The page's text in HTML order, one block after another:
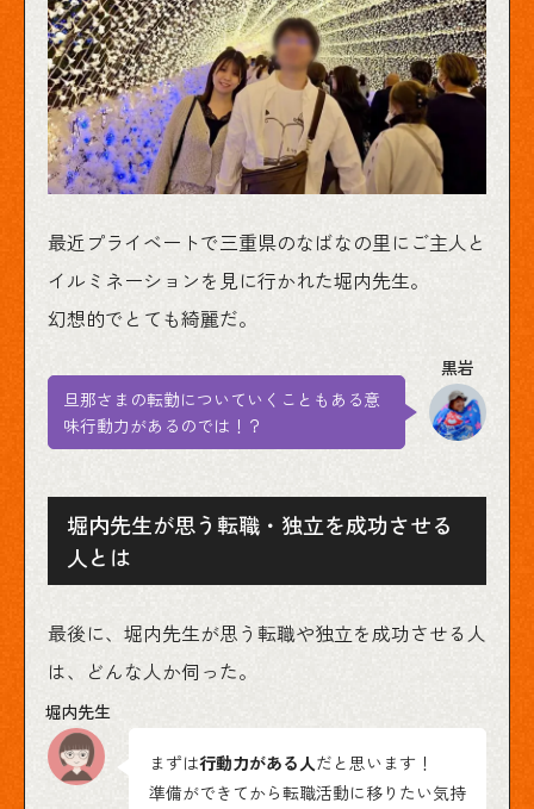
最近プライベートで三重県のなばなの里にご主人と
イルミネーションを見に行かれた堀内先生。
幻想的でとても綺麗だ。
旦那さまの転勤についていくこともある意
味行動力があるのでは！？
堀内先生が思う転職・独立を成功させる
人とは
最後に、堀内先生が思う転職や独立を成功させる人
は、どんな人か伺った。
まずは行動力がある人だと思います！
準備ができてから転職活動に移りたい気持